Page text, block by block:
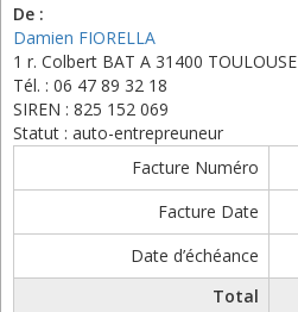
De :
Damien FIORELLA
1 r. Colbert BAT A 31400 TOULOUSE
Tél. : 06 47 89 32 18
SIREN : 825 152 069
Statut : auto-entrepreuneur
Facture Numéro
Facture Date
Date d’échéance
Total